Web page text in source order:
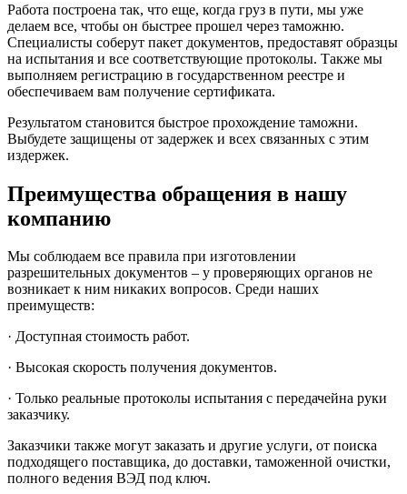
Работа построена так, что еще, когда груз в пути, мы уже
делаем все, чтобы он быстрее прошел через таможню.
Специалисты соберут пакет документов, предоставят образцы
на испытания и все соответствующие протоколы. Также мы
выполняем регистрацию в государственном реестре и
обеспечиваем вам получение сертификата.
Результатом становится быстрое прохождение таможни.
Выбудете защищены от задержек и всех связанных с этим
издержек.
Преимущества обращения в нашу
компанию
Мы соблюдаем все правила при изготовлении
разрешительных документов – у проверяющих органов не
возникает к ним никаких вопросов. Среди наших
преимуществ:
· Доступная стоимость работ.
· Высокая скорость получения документов.
· Только реальные протоколы испытания с передачейна руки
заказчику.
Заказчики также могут заказать и другие услуги, от поиска
подходящего поставщика, до доставки, таможенной очистки,
полного ведения ВЭД под ключ.